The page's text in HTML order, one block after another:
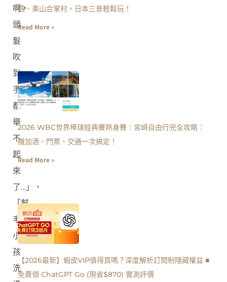
啊，
頭
髮
吹
到
手
都
舉
不
起
來
了…」、
「幫
毛
小
孩
洗
觀、美山合掌村，日本三景輕鬆玩！
Read More »
2026 WBC世界棒球經典賽熱身賽｜宮崎自由行完全攻略：
機加酒、門票、交通一次搞定！
Read More »
【2026最新】蝦皮VIP值得買嗎？深度解析訂閱制隱藏權益 ■
免費領 ChatGPT Go (現省$870) 實測評價